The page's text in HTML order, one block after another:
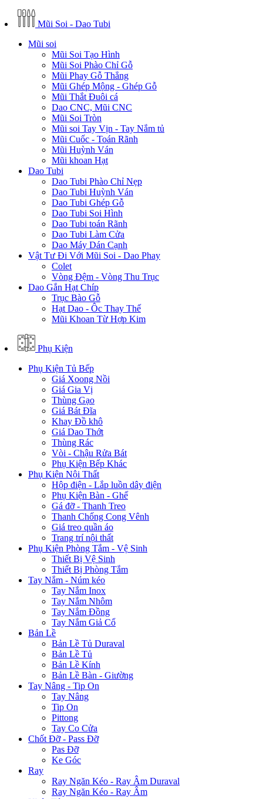
Mũi Soi - Dao Tubi
Mũi soi
Mũi Soi Tạo Hình
Mũi Soi Phào Chỉ Gỗ
Mũi Phay Gỗ Thẳng
Mũi Ghép Mộng - Ghép Gỗ
Mũi Thắt Đuôi cá
Dao CNC, Mũi CNC
Mũi Soi Tròn
Mũi soi Tay Vịn - Tay Nắm tủ
Mũi Cuốc - Toán Rãnh
Mũi Huỳnh Ván
Mũi khoan Hạt
Dao Tubi
Dao Tubi Phào Chỉ Nẹp
Dao Tubi Huỳnh Ván
Dao Tubi Ghép Gỗ
Dao Tubi Soi Hình
Dao Tubi toán Rãnh
Dao Tubi Làm Cửa
Dao Máy Dán Cạnh
Vật Tư Đi Với Mũi Soi - Dao Phay
Colet
Vòng Đệm - Vòng Thu Trục
Dao Gắn Hạt Chíp
Trục Bào Gỗ
Hạt Dao - Ôc Thay Thế
Mũi Khoan Từ Hợp Kim
Phụ Kiện
Phụ Kiện Tủ Bếp
Giá Xoong Nồi
Giá Gia Vị
Thùng Gạo
Giá Bát Đĩa
Khay Đồ khô
Giá Dao Thớt
Thùng Rác
Vòi - Chậu Rửa Bát
Phụ Kiện Bếp Khác
Phụ Kiện Nội Thất
Hộp điện - Lắp luồn dây điện
Phụ Kiện Bàn - Ghế
Gá đỡ - Thanh Treo
Thanh Chống Cong Vênh
Giá treo quần áo
Trang trí nội thất
Phụ Kiện Phòng Tắm - Vệ Sinh
Thiết Bị Vệ Sinh
Thiết Bị Phòng Tắm
Tay Nắm - Núm kéo
Tay Nắm Inox
Tay Nắm Nhôm
Tay Nắm Đồng
Tay Nắm Giả Cổ
Bản Lề
Bản Lề Tủ Duraval
Bản Lề Tủ
Bản Lề Kính
Bản Lề Bàn - Giường
Tay Nâng - Tip On
Tay Nâng
Tip On
Pittong
Tay Co Cửa
Chốt Đỡ - Pass Đỡ
Pas Đỡ
Ke Góc
Ray
Ray Ngăn Kéo - Ray Âm Duraval
Ray Ngăn Kéo - Ray Âm